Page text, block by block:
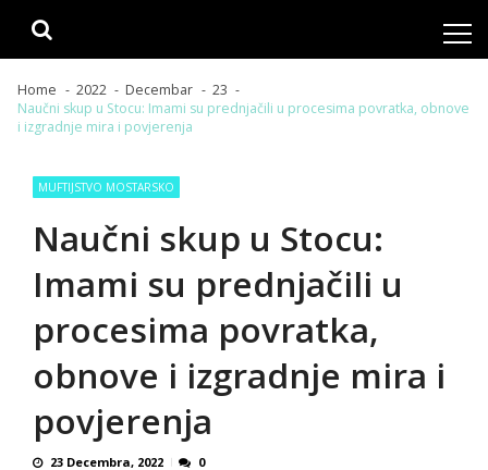
Home 2022 Decembar
23
Naučni skup u Stocu: Imami su prednjačili u procesima povratka, obnove
i izgradnje mira i povjerenja
MUFTIJSTVO MOSTARSKO
Naučni skup u Stocu:
Imami su prednjačili u
procesima povratka,
obnove i izgradnje mira i
povjerenja
23 Decembra, 2022 0